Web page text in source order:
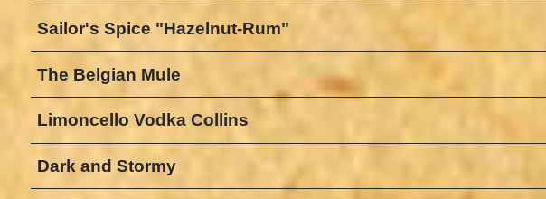
Sailor's Spice "Hazelnut-Rum"
The Belgian Mule
Limoncello Vodka Collins
Dark and Stormy